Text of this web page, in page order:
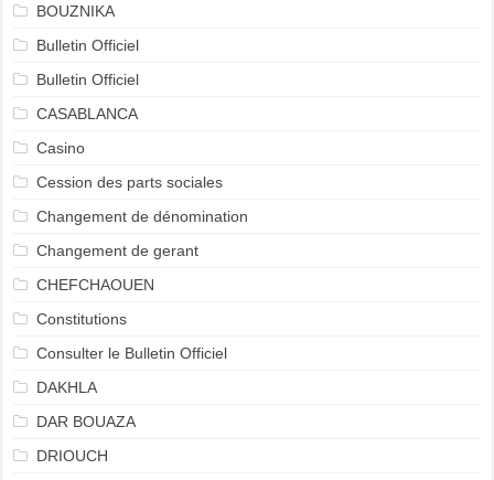
BOUZNIKA
Bulletin Officiel
Bulletin Officiel
CASABLANCA
Casino
Cession des parts sociales
Changement de dénomination
Changement de gerant
CHEFCHAOUEN
Constitutions
Consulter le Bulletin Officiel
DAKHLA
DAR BOUAZA
DRIOUCH